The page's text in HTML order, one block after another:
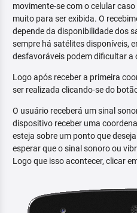
movimente-se com o celular
muito para ser exibida. O
depende da disponibilidade dos
sempre há satélites disponíveis,
desfavoráveis podem dificultar a
Logo após receber a primeira
ser realizada clicando-se do
O usuário receberá um sinal
dispositivo receber uma
esteja sobre um ponto que
esperar que o sinal sonoro ou
Logo que isso acontecer, clicar